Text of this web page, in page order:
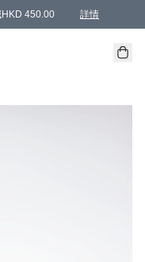
450.00 詳情
products, members can
的送貨方式 )